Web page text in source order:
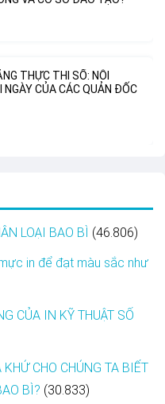
THỰC THI SỐ: NỖI
CỦA CÁC QUẢN ĐỐC
LOẠI BAO BÌ (46.806)
in để đạt màu sắc như
CỦA IN KỸ THUẬT SỐ
CHO CHÚNG TA BIẾT
BÌ? (30.833)